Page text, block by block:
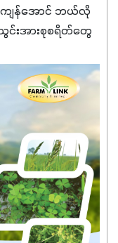
တ်ကျန်အောင် ဘယ်လို
သွင်းအားစုစရိတ်တွေ
းကို လျှော့ချပြီး
င်ပြေမှာနော် ✔️ဒါ
ရစေမယ့်
းတွေကိုပဲ ရွေးချယ်